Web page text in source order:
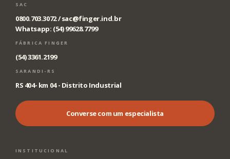
SAC
0800.703.3072 /sac@finger.ind.br
Whatsapp: (54) 99628.7799
FÁBRICA FINGER
(54) 3361.2199
SARANDI-RS
RS 404- km 04 - Distrito Industrial
Converse com um especialista
INSTITUCIONAL